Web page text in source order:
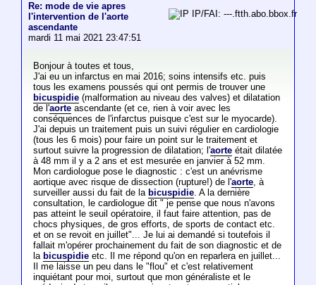
Re: mode de vie apres
l'intervention de l'aorte
ascendante
mardi 11 mai 2021 23:47:51
IP/FAI: ---.ftth.abo.bbox.fr
Bonjour à toutes et tous,
J'ai eu un infarctus en mai 2016; soins intensifs etc. puis
tous les examens poussés qui ont permis de trouver une
bicuspidie(malformation au niveau des valves) et dilatation
de l'aorteascendante (et ce, rien à voir avec les
conséquences de l'infarctus puisque c'est sur le myocarde).
J'ai depuis un traitement puis un suivi régulier en cardiologie
(tous les 6 mois) pour faire un point sur le traitement et
surtout suivre la progression de dilatation; l'aorteétait dilatée
à 48 mm il y a 2 ans et est mesurée en janvier à 52 mm.
Mon cardiologue pose le diagnostic : c'est un anévrisme
aortique avec risque de dissection (rupture!) de l'aorte, à
surveiller aussi du fait de la bicuspidie. A la dernière
consultation, le cardiologue dit " je pense que nous n'avons
pas atteint le seuil opératoire, il faut faire attention, pas de
chocs physiques, de gros efforts, de sports de contact etc.
et on se revoit en juillet"... Je lui ai demandé si toutefois il
fallait m'opérer prochainement du fait de son diagnostic et de
la bicuspidieetc. Il me répond qu'on en reparlera en juillet...
Il me laisse un peu dans le "flou" et c'est relativement
inquiétant pour moi, surtout que mon généraliste et le